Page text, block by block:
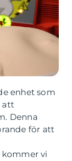
enhet som
att
Denna
för att
vi